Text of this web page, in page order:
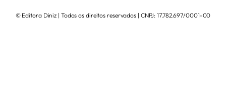
© Editora Diniz | Todos os direitos reservados | CNPJ: 17.782.697/0001-00